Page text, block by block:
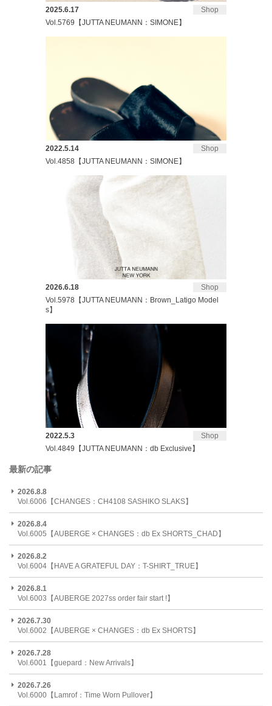
Shop
2025.6.17
Vol.5769【JUTTA NEUMANN：SIMONE】
Shop
2022.5.14
Vol.4858【JUTTA NEUMANN：SIMONE】
Shop
2026.6.18
Vol.5978【JUTTA NEUMANN：Brown_Latigo Model
s】
Shop
2022.5.3
Vol.4849【JUTTA NEUMANN：db Exclusive】
最新の記事
2026.8.8
Vol.6006【CHANGES：CH4108 SASHIKO SLAKS】
2026.8.4
Vol.6005【AUBERGE × CHANGES：db Ex SHORTS_CHAD】
2026.8.2
Vol.6004【HAVE A GRATEFUL DAY：T-SHIRT_TRUE】
2026.8.1
Vol.6003【AUBERGE 2027ss order fair start !】
2026.7.30
Vol.6002【AUBERGE × CHANGES：db Ex SHORTS】
2026.7.28
Vol.6001【guepard：New Arrivals】
2026.7.26
Vol.6000【Lamrof：Time Worn Pullover】